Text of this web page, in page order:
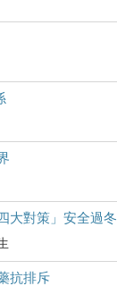
大對策」安全過冬
抗排斥